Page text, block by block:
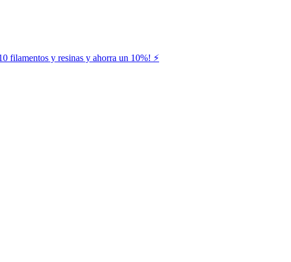
filamentos y resinas y ahorra un 10%! ⚡️